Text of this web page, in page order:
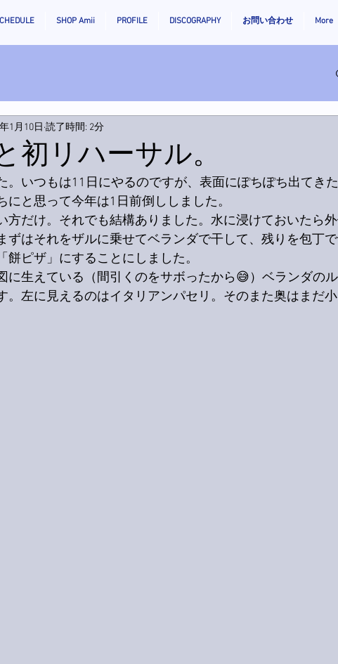
SHOP Amii PROFILE DISCOGRAPHY お問い合わせ More
初リハーサル。
1月10日 読了時間: 2分
。いつもは11日にやるのですが、表面にぽちぽち出てき
にと思って今年は1日前倒ししました。
方だけ。それでも結構ありました。水に浸けておいたら
ずはそれをザルに乗せてベランダで干して、残りを包丁
餅ピザ」にすることにしました。
に生えている（間引くのをサボったから😅）ベランダの
。左に見えるのはイタリアンパセリ。そのまた奥はまだ小